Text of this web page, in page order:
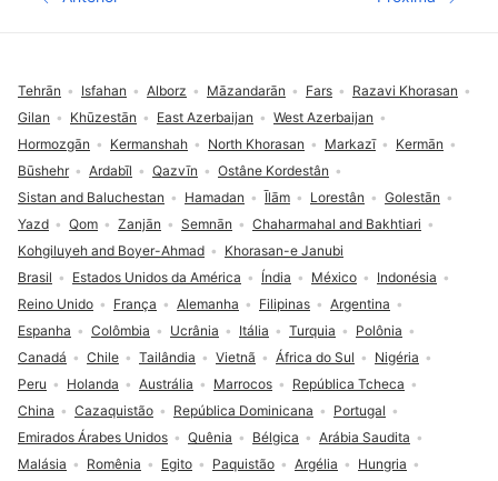
Página anterior
Página
Brasil Estados Unidos da América Índia México
Indonésia
Reino Unido
França Alemanha Filipinas
Argentina
Espanha
Colômbia Ucrânia Itália Turquia
Polônia
Canadá
Chile Tailândia Vietnã África do Sul
Nigéria
Peru
Holanda Austrália Marrocos
República Tcheca
China
Cazaquistão República Dominicana
Portugal
Emirados Árabes Unidos
Quênia Bélgica
Arábia Saudita
Malásia
Romênia Egito Paquistão Argélia
Hungria
Tehrān Isfahan Alborz Māzandarān Fars
Razavi Khorasan
Gilan
Khūzestān East Azerbaijan
West Azerbaijan
Hormozgān
Kermanshah North Khorasan Markazī
Kermān
Būshehr
Ardabīl Qazvīn
Ostâne Kordestân
Sistan and Baluchestan
Hamadan Īlām Lorestân
Golestān
Yazd
Qom Zanjān Semnān
Chaharmahal and Bakhtiari
Kohgiluyeh and Boyer-Ahmad
Khorasan-e Janubi